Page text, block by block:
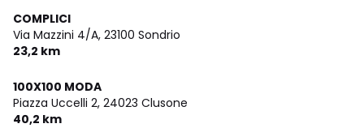
COMPLICI
Via Mazzini 4/A, 23100 Sondrio
23,2 km
100X100 MODA
Piazza Uccelli 2, 24023 Clusone
40,2 km